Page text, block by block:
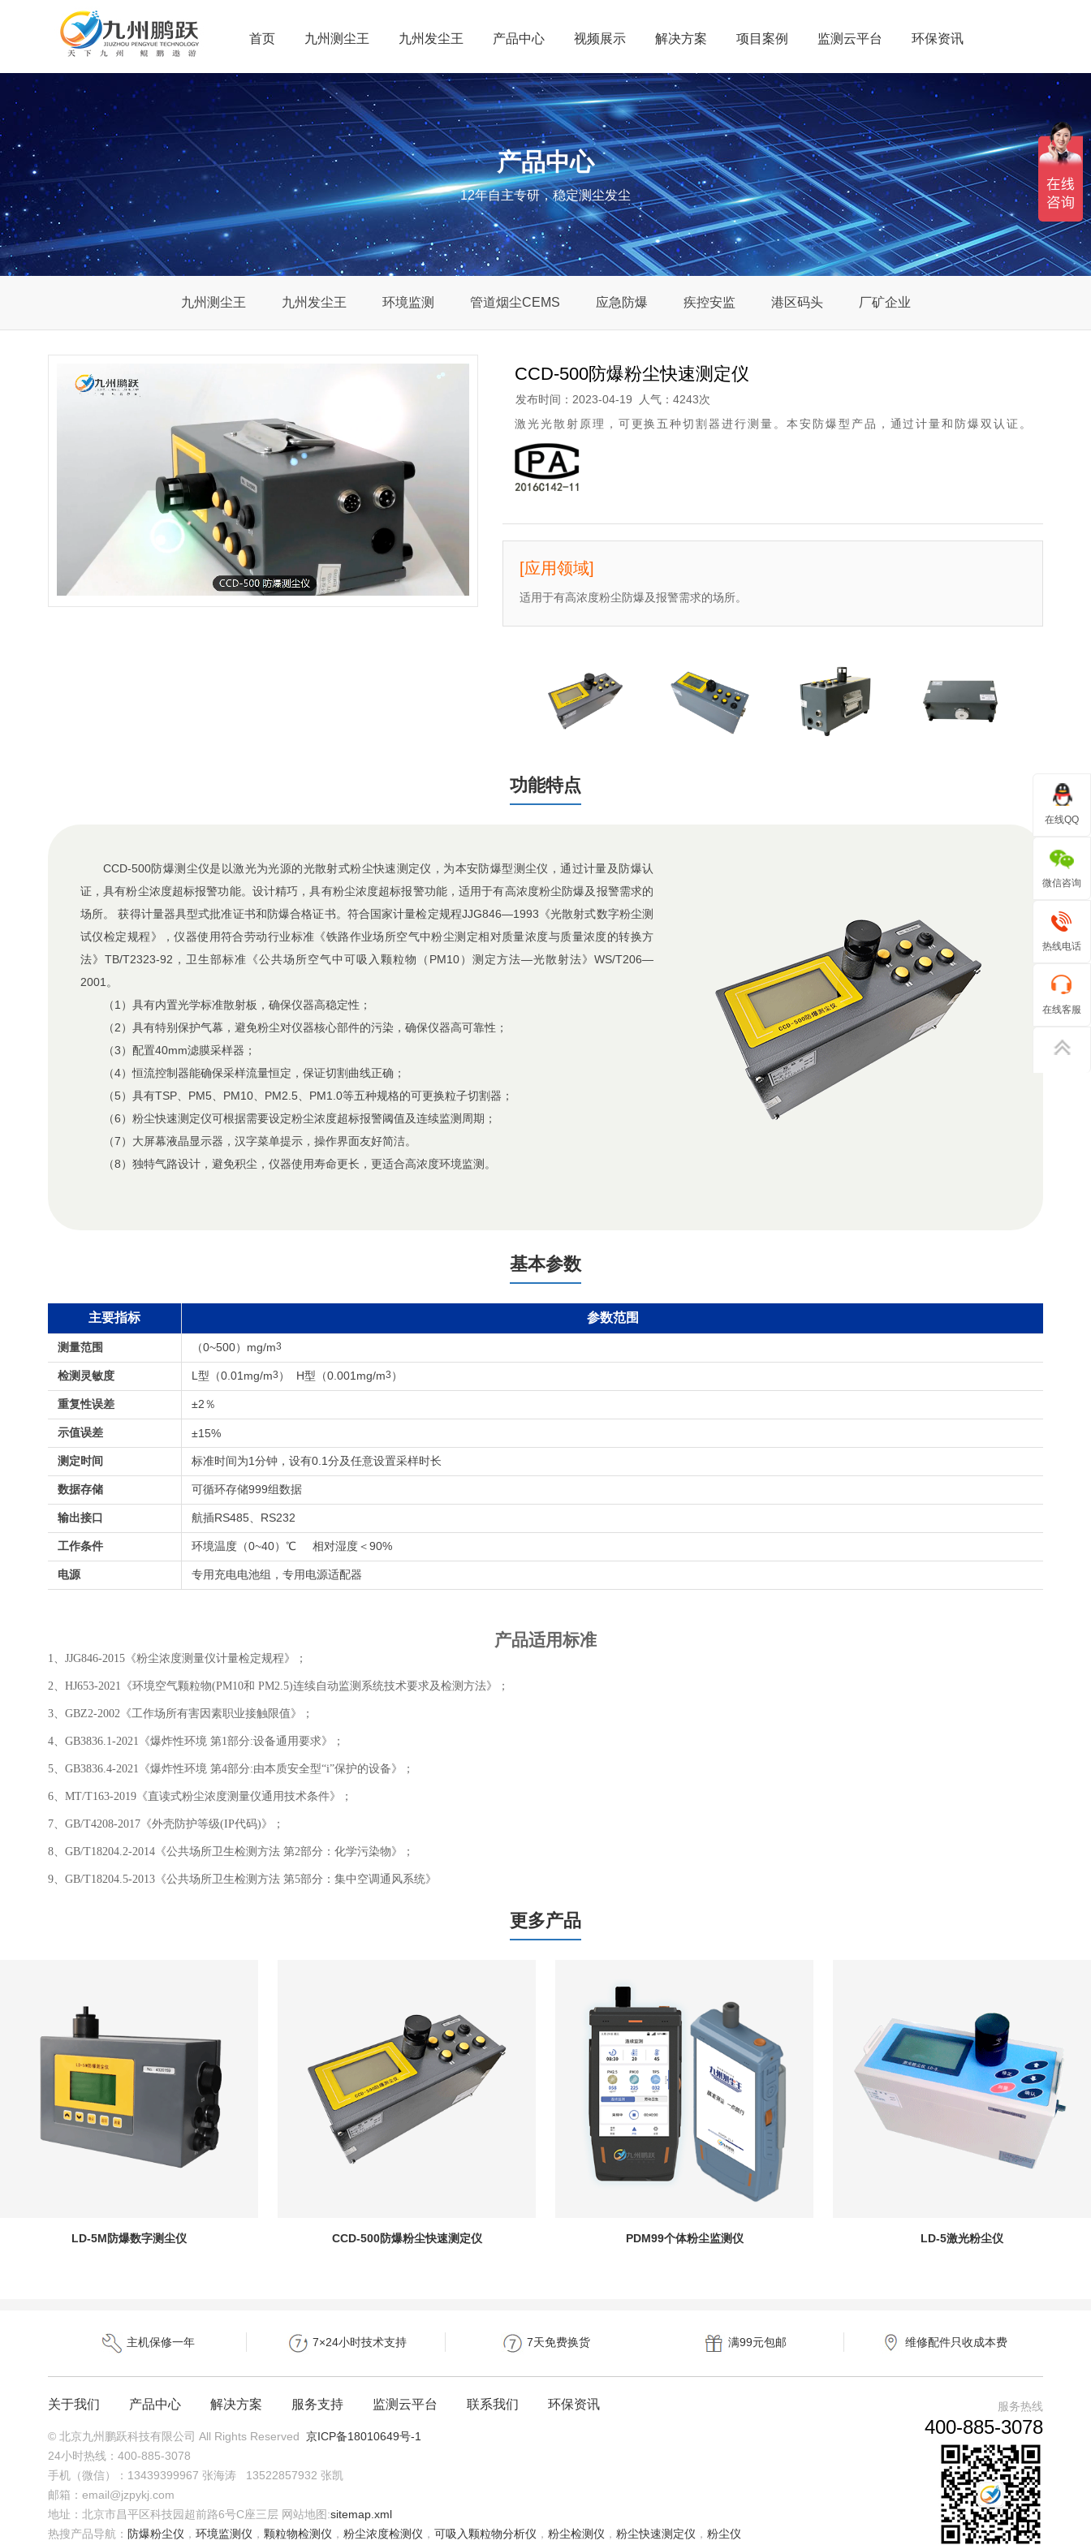
首页 九州测尘王 九州发尘王 产品中心 视频展示 解决方案 项目案例 监测云平台 环保资讯
产品中心
12年自主专研，稳定测尘发尘
九州测尘王 九州发尘王 环境监测 管道烟尘CEMS 应急防爆 疾控安监 港区码头 厂矿企业
CCD-500防爆粉尘快速测定仪
发布时间：2023-04-19 人气：4243次
激光光散射原理，可更换五种切割器进行测量。本安防爆型产品，通过计量和防爆双认证。
[应用领域]
适用于有高浓度粉尘防爆及报警需求的场所。
功能特点
CCD-500防爆测尘仪是以激光为光源的光散射式粉尘快速测定仪，为本安防爆型测尘仪，通过计量及防爆认
证，具有粉尘浓度超标报警功能。设计精巧，具有粉尘浓度超标报警功能，适用于有高浓度粉尘防爆及报警需求的
场所。
获得计量器具型式批准证书和防爆合格证书。符合国家计量检定规程JJG846—1993《光散射式数字粉尘测
试仪检定规程》，仪器使用符合劳动行业标准《铁路作业场所空气中粉尘测定相对质量浓度与质量浓度的转换方
法》TB/T2323-92，卫生部标准《公共场所空气中可吸入颗粒物（PM10）测定方法—光散射法》WS/T206—
2001。
（1）具有内置光学标准散射板，确保仪器高稳定性；
（2）具有特别保护气幕，避免粉尘对仪器核心部件的污染，确保仪器高可靠性；
（3）配置40mm滤膜采样器；
（4）恒流控制器能确保采样流量恒定，保证切割曲线正确；
（5）具有TSP、PM5、PM10、PM2.5、PM1.0等五种规格的可更换粒子切割器；
（6）粉尘快速测定仪可根据需要设定粉尘浓度超标报警阈值及连续监测周期；
（7）大屏幕液晶显示器，汉字菜单提示，操作界面友好简洁。
（8）独特气路设计，避免积尘，仪器使用寿命更长，更适合高浓度环境监测。
基本参数
主要指标 参数范围
测量范围 （0~500）mg/m3
检测灵敏度 L型（0.01mg/m3 ） H型（0.001mg/m3 ）
重复性误差 ±2％
示值误差 ±15%
测定时间 标准时间为1分钟，设有0.1分及任意设置采样时长
数据存储 可循环存储999组数据
输出接口 航插RS485、RS232
工作条件 环境温度（0~40）℃ 相对湿度＜90%
电源 专用充电电池组，专用电源适配器
产品适用标准
1、JJG846-2015《粉尘浓度测量仪计量检定规程》；
2、HJ653-2021《环境空气颗粒物(PM10和 PM2.5)连续自动监测系统技术要求及检测方法》；
3、GBZ2-2002《工作场所有害因素职业接触限值》；
4、GB3836.1-2021《爆炸性环境 第1部分:设备通用要求》；
5、GB3836.4-2021《爆炸性环境 第4部分:由本质安全型“i”保护的设备》；
6、MT/T163-2019《直读式粉尘浓度测量仪通用技术条件》；
7、GB/T4208-2017《外壳防护等级(IP代码)》；
8、GB/T18204.2-2014《公共场所卫生检测方法 第2部分：化学污染物》；
9、GB/T18204.5-2013《公共场所卫生检测方法 第5部分：集中空调通风系统》
更多产品
LD-5M防爆数字测尘仪 CCD-500防爆粉尘快速测定仪 PDM99个体粉尘监测仪 LD-5激光粉尘仪
主机保修一年 7×24小时技术支持 7天免费换货 满99元包邮 维修配件只收成本费
服务热线
400-885-3078
关于我们 产品中心 解决方案 服务支持 监测云平台 联系我们 环保资讯
© 北京九州鹏跃科技有限公司 All Rights Reserved 京ICP备18010649号-1
24小时热线：400-885-3078
手机（微信）：13439399967 张海涛 13522857932 张凯
邮箱：email@jzpykj.com
地址：北京市昌平区科技园超前路6号C座三层 网站地图:sitemap.xml
热搜产品导航： 防爆粉尘仪 ， 环境监测仪 ， 颗粒物检测仪 ， 粉尘浓度检测仪 ， 可吸入颗粒物分析仪 ， 粉尘检测仪 ， 粉尘快速测定仪 ， 粉尘仪
在线QQ
微信咨询
热线电话
在线客服